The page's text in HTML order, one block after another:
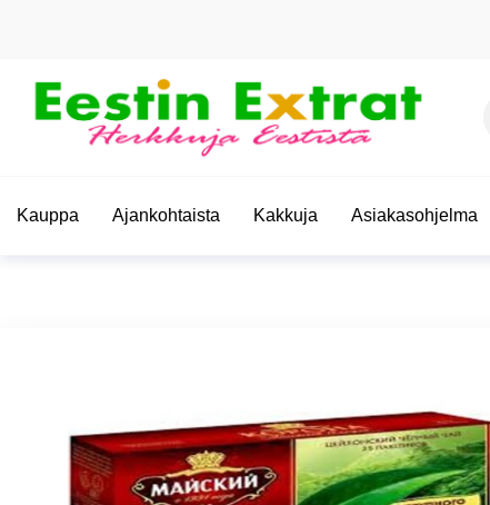
content
Extrat –
Virolaiset
Kauppa Ajankohtaista Kakkuja Asiakasohjelma